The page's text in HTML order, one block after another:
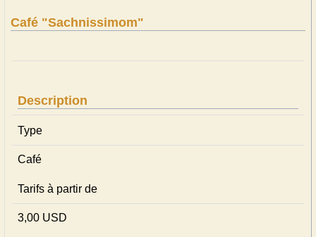
Café "Sachnissimom"
Description
Type
Café
Tarifs à partir de
3,00 USD